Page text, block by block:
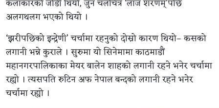
कलाकारको जोडी थियो, जुन चलचित्र ‘लाज शरणम्’पछि
अलगथलग भएको थियो ।
‘झरीपछिको इन्द्रेणी’ चर्चामा रहनुको दोस्रो कारण थियो– कसको
लगानी भन्ने कुराले । सुरुमा यो सिनेमामा काठमाडौं
महानगरपालिकाका मेयर बालेन शाहको लगानी रहने भनेर चर्चामा
रह्यो । त्यसपति रुटिन अफ नेपाल बन्दको लगानी रहने भनेर
चर्चामा रह्यो ।